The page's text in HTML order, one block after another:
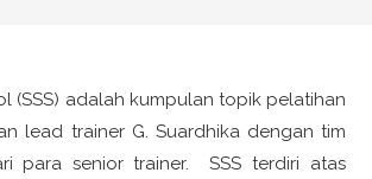
(SSS) adalah kumpulan topik pelatihan
lead trainer G. Suardhika dengan tim
para senior trainer. SSS terdiri atas